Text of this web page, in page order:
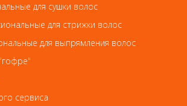
отзыв
для сушки волос
для стрижки волос
для выпрямления волос
сервиса